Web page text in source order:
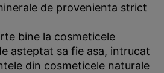
de provenienta strict
bine la cosmeticele
asteptat sa fie asa, intrucat
din cosmeticele naturale